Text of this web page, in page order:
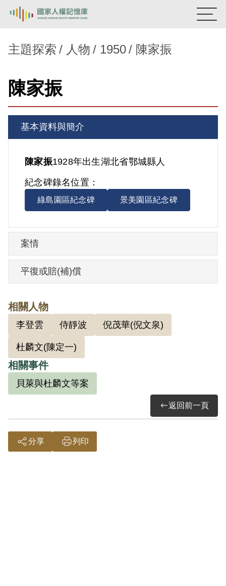
新生訓導處
主題探索
背景知識
關於我們
意見信箱
主題探索 人物 1950 陳家振
陳家振
基本資料與簡介
陳家振1928年出生湖北省鄂城縣人
紀念碑錄名位置：
綠島園區紀念碑 景美園區紀念碑
案情
平復或賠(補)償
相關人物
李登雲 侍靜波 倪茂華(倪文泉)
杜麟文(陳定一)
相關事件
貝萊與杜麟文等案
返回前一頁
分享 列印